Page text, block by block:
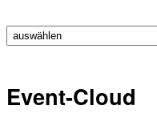
Event-Cloud